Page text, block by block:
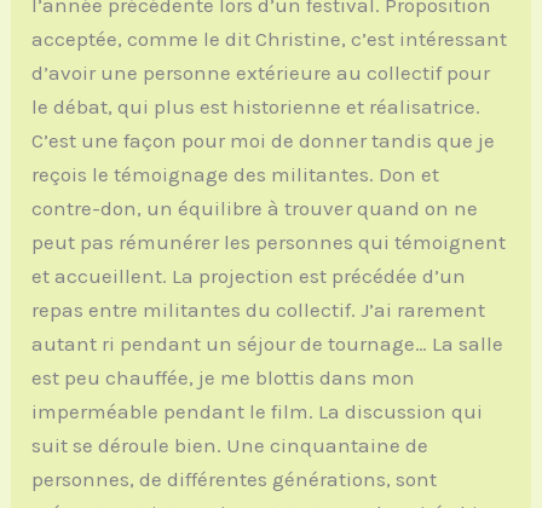
l’année précédente lors d’un festival. Proposition
acceptée, comme le dit Christine, c’est intéressant
d’avoir une personne extérieure au collectif pour
le débat, qui plus est historienne et réalisatrice.
C’est une façon pour moi de donner tandis que je
reçois le témoignage des militantes. Don et
contre-don, un équilibre à trouver quand on ne
peut pas rémunérer les personnes qui témoignent
et accueillent. La projection est précédée d’un
repas entre militantes du collectif. J’ai rarement
autant ri pendant un séjour de tournage… La salle
est peu chauffée, je me blottis dans mon
imperméable pendant le film. La discussion qui
suit se déroule bien. Une cinquantaine de
personnes, de différentes générations, sont